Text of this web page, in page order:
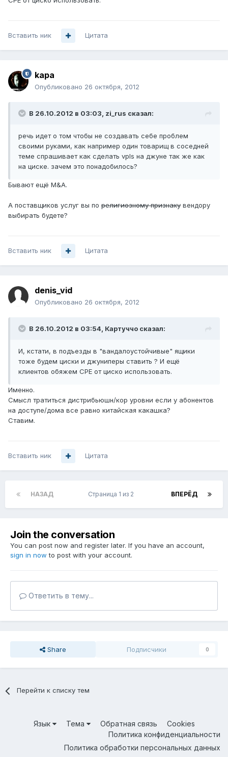
Вставить ник Цитата
kapa
Опубликовано 26 октября, 2012
В 26.10.2012 в 03:03, zi_rus сказал:
речь идет о том чтобы не создавать себе проблем
своими руками, как например один товарищ в соседней
теме спрашивает как сделать vpls на джуне так же как
на циске. зачем это понадобилось?
Бывают ещё M&A.
А поставщиков услуг вы по религиозному признаку вендору
выбирать будете?
Вставить ник Цитата
denis_vid
Опубликовано 26 октября, 2012
В 26.10.2012 в 03:54, Картуччо сказал:
И, кстати, в подъезды в "вандалоустойчивые" ящики
тоже будем циски и джуниперы ставить ? И ещё
клиентов обяжем CPE от циско использовать.
Именно.
Смысл тратиться дистрибьюшн/кор уровни если у абонентов
на доступе/дома все равно китайская какашка?
Ставим.
Вставить ник Цитата
НАЗАД ВПЕРЁД
Страница 1 из 2
Join the conversation
You can post now and register later. If you have an account,
sign in now to post with your account.
Ответить в тему...
Share Подписчики 0
Перейти к списку тем
Язык Тема Обратная связь
Cookies
Политика конфиденциальности
Политика обработки персональных данных